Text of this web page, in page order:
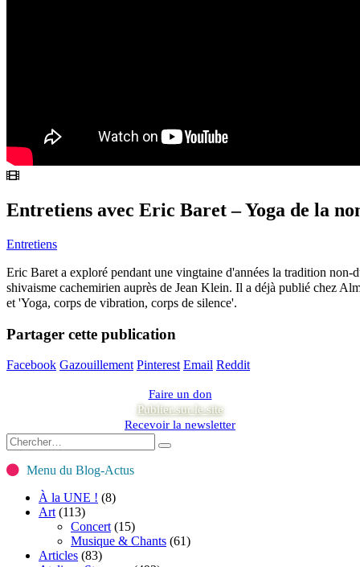
Entretiens avec Eric Baret – Yoga de la
Entretiens
Eric Baret a exploré pendant une vingtaine d'années la tradition non-
shivaisme cachemirien auprès de Jean Klein. Il a déjà publié chez
et 'Yoga, corps de vibration, corps de silence'.
Partager cette publication
Facebook Gazouillement Pinterest Email Reddit
Faire un don
Publier sur le site
Recevoir la newsletter
Menu du Blog-Actus
À la UNE ! (8)
Art (113)
Concert (15)
Musique & Chants (61)
Articles (83)